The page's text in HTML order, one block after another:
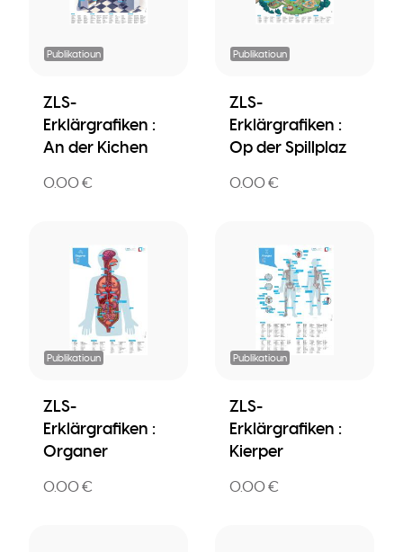
Publikatioun
ZLS-
Erklärgrafiken :
An der Kichen
0.00 €
Publikatioun
ZLS-
Erklärgrafiken :
Op der Spillplaz
0.00 €
Publikatioun
ZLS-
Erklärgrafiken :
Organer
0.00 €
Publikatioun
ZLS-
Erklärgrafiken :
Kierper
0.00 €